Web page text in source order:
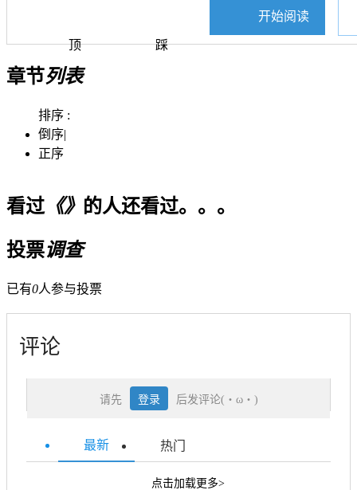
顶 踩
开始阅读
章节列表
排序 :
倒序|
正序
看过《》 的人还看过。。。
投票调查
已有0人参与投票
评论
请先 登录 后发评论(・ω・)
最新 热门
点击加载更多>